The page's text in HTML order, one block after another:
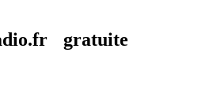
gratuite